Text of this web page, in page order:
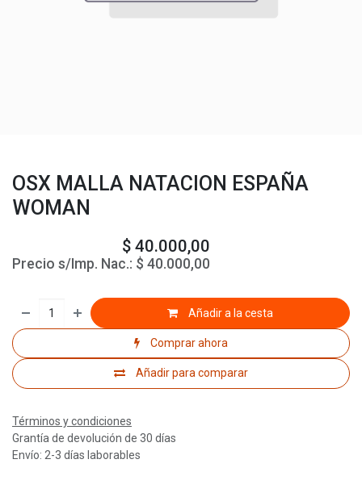
OSX MALLA NATACION ESPAÑA
WOMAN
$ 40.000,00
Precio s/Imp. Nac.: $ 40.000,00
Añadir a la cesta
Comprar ahora
Añadir para comparar
Términos y condiciones
Grantía de devolución de 30 días
Envío: 2-3 días laborables